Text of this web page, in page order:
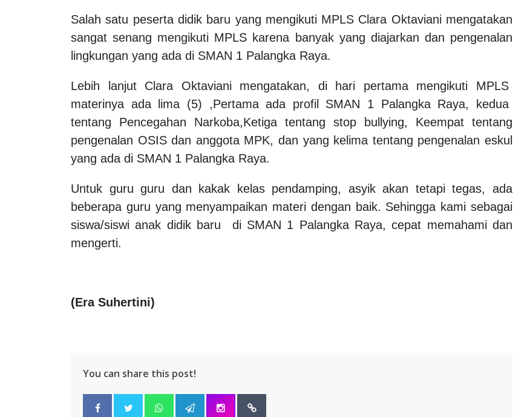
Salah satu peserta didik baru yang mengikuti MPLS Clara Oktaviani mengatakan
sangat senang mengikuti MPLS karena banyak yang diajarkan dan pengenalan
lingkungan yang ada di SMAN 1 Palangka Raya.
Lebih lanjut Clara Oktaviani mengatakan, di hari pertama mengikuti MPLS
materinya ada lima (5) ,Pertama ada profil SMAN 1 Palangka Raya, kedua
tentang Pencegahan Narkoba,Ketiga tentang stop bullying, Keempat tentang
pengenalan OSIS dan anggota MPK, dan yang kelima tentang pengenalan eskul
yang ada di SMAN 1 Palangka Raya.
Untuk guru guru dan kakak kelas pendamping, asyik akan tetapi tegas, ada
beberapa guru yang menyampaikan materi dengan baik. Sehingga kami sebagai
siswa/siswi anak didik baru di SMAN 1 Palangka Raya, cepat memahami dan
mengerti.
(Era Suhertini)
You can share this post!